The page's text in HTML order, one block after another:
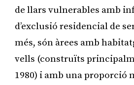
de llars vulnerables amb
d’exclusió residencial de
més, són àrees amb
vells (construïts
1980) i amb una proporció